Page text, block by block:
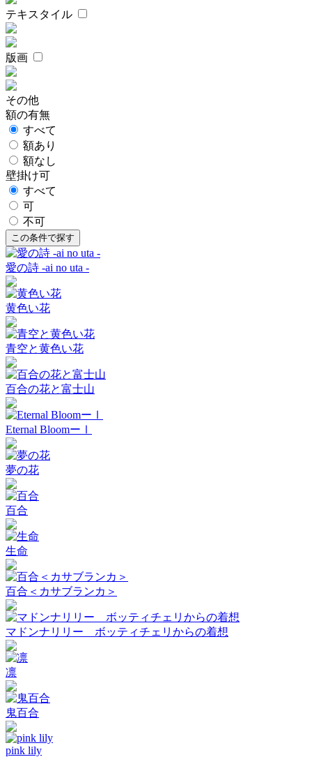
テキスタイル
版画
その他
額の有無
すべて
額あり
額なし
壁掛け可
すべて
可
不可
愛の詩 -ai no uta -
黄色い花
青空と黄色い花
百合の花と富士山
Eternal BloomーⅠ
夢の花
百合
生命
百合＜カサブランカ＞
マドンナリリー ボッティチェリからの着想
凛
鬼百合
pink lily